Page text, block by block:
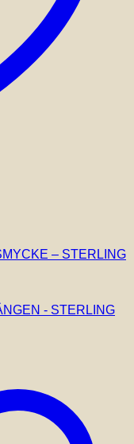
– STERLING